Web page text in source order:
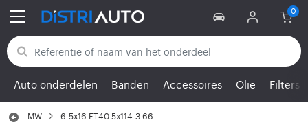
Terug naar categorieën
Auto onderdelen Banden Accessoires Olie Filters
MW 6.5x16 ET40 5x114.3 66